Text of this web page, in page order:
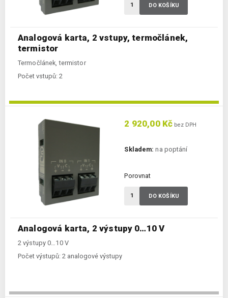
Analogová karta, 2 vstupy, termočlánek,
termistor
Termočlánek, termistor
Počet vstupů: 2
DO KOŠÍKU
Analogová karta, 2 výstupy 0…10 V
2 výstupy 0…10 V
Počet výstupů: 2 analogové výstupy
2 920,00 Kč bez DPH
Skladem: na poptání
Porovnat
DO KOŠÍKU